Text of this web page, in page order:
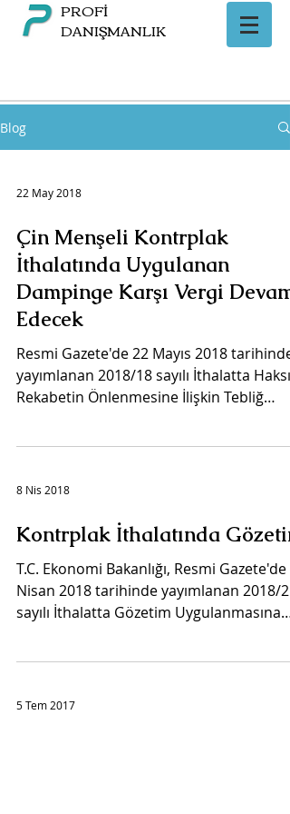
PROFİ
DANIŞMANLIK
Blog
22 May 2018
Çin Menşeli Kontrplak
İthalatında Uygulanan
Dampinge Karşı Vergi Devam
Edecek
Resmi Gazete'de 22 Mayıs 2018 tarihinde
yayımlanan 2018/18 sayılı İthalatta Haksız
Rekabetin Önlenmesine İlişkin Tebliğ
8 Nis 2018
Kontrplak İthalatında
T.C. Ekonomi Bakanlığı, Resmi Gazete'de 8
Nisan 2018 tarihinde yayımlanan 2018/2
sayılı İthalatta Gözetim Uygulanmasına
5 Tem 2017